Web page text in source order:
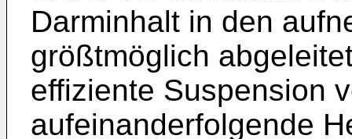
Darminhalt in den
größtmöglich
effiziente Suspension
aufeinanderfolgende